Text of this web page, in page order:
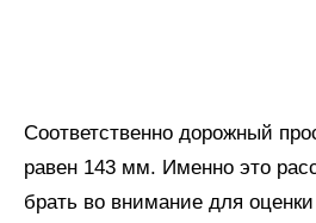
Соответственно дорожный
равен 143 мм. Именно это
брать во внимание для